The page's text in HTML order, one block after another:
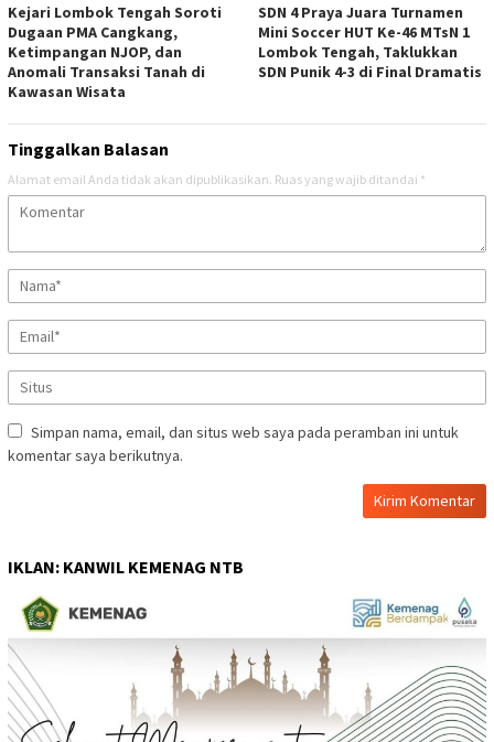
Kejari Lombok Tengah Soroti
Dugaan PMA Cangkang,
Ketimpangan NJOP, dan
Anomali Transaksi Tanah di
Kawasan Wisata
SDN 4 Praya Juara Turnamen
Mini Soccer HUT Ke-46 MTsN 1
Lombok Tengah, Taklukkan
SDN Punik 4-3 di Final Dramatis
Tinggalkan Balasan
Alamat email Anda tidak akan dipublikasikan. Ruas yang wajib ditandai *
Simpan nama, email, dan situs web saya pada peramban ini untuk
komentar saya berikutnya.
IKLAN: KANWIL KEMENAG NTB